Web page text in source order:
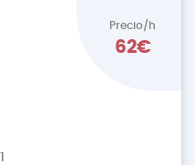
Precio/h
62€